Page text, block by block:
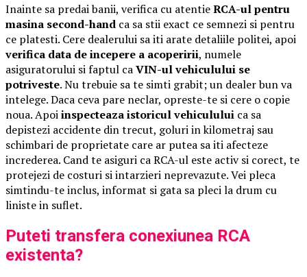
Inainte sa predai banii, verifica cu atentieRCA-ul pentru
masina second-hand ca sa stii exact ce semnezi si pentru
ce platesti. Cere dealerului sa iti arate detaliile politei, apoi
verifica data de incepere a acoperirii, numele
asiguratorului si faptul caVIN-ul vehiculului se
potriveste. Nu trebuie sa te simti grabit; un dealer bun va
intelege. Daca ceva pare neclar, opreste-te si cere o copie
noua. Apoiinspecteaza istoricul vehiculului ca sa
depistezi accidente din trecut, goluri in kilometraj sau
schimbari de proprietate care ar putea sa iti afecteze
increderea. Cand te asiguri ca RCA-ul este activ si corect, te
protejezi de costuri si intarzieri neprevazute. Vei pleca
simtindu-te inclus, informat si gata sa pleci la drum cu
liniste in suflet.
Puteti transfera conexiunea RCA
existenta?